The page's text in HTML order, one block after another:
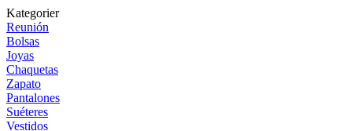
Kategorier
Reunión
Bolsas
Joyas
Chaquetas
Zapato
Pantalones
Suéteres
Vestidos